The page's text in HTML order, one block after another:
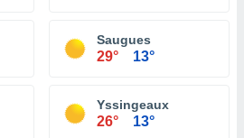
Saugues
29° 13°
Yssingeaux
26° 13°